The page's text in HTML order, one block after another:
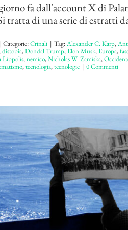
fa dall'account X di
tratta di una serie di estratti
Categorie:Crinali | Tag:Alexander C. Karp,
distopia,Dondal Trump,Elon Musk,Europa,
Lippolis,nemico,Nicholas W. Zamiska,
,tecnologia,tecnologie | 0 Commenti